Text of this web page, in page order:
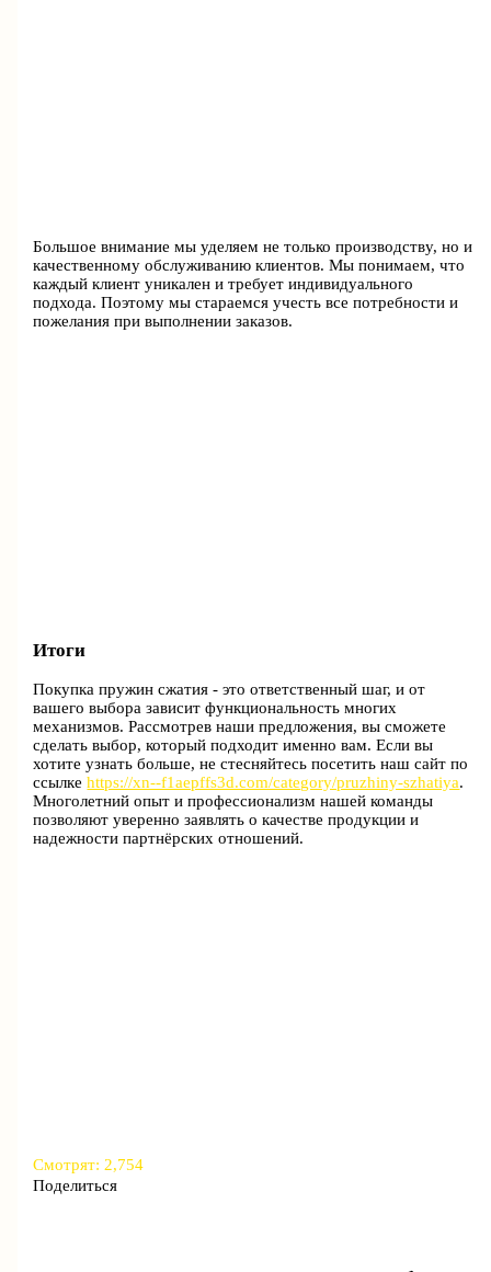
Большое внимание мы уделяем не только производству, но и
качественному обслуживанию клиентов. Мы понимаем, что
каждый клиент уникален и требует индивидуального
подхода. Поэтому мы стараемся учесть все потребности и
пожелания при выполнении заказов.
Итоги
Покупка пружин сжатия - это ответственный шаг, и от
вашего выбора зависит функциональность многих
механизмов. Рассмотрев наши предложения, вы сможете
сделать выбор, который подходит именно вам. Если вы
хотите узнать больше, не стесняйтесь посетить наш сайт по
ссылкеhttps://xn--f1aepffs3d.com/category/pruzhiny-szhatiya.
Многолетний опыт и профессионализм нашей команды
позволяют уверенно заявлять о качестве продукции и
надежности партнёрских отношений.
Смотрят: 2,754
Поделиться